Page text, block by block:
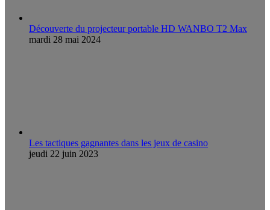
Découverte du projecteur portable HD WANBO T2 Max
mardi 28 mai 2024
Les tactiques gagnantes dans les jeux de casino
jeudi 22 juin 2023